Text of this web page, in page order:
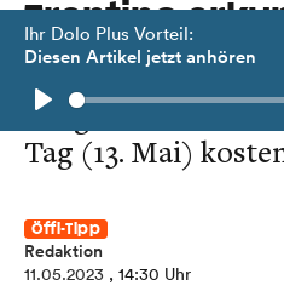
Ihr Dolo Plus Vorteil:
Diesen Artikel jetzt anhören
Play
Trentino
Einsteigen bitte!
einige Seilbahnen
Tag (13. Mai)
Öffi-Tipp
Redaktion
11.05.2023 , 14:30 Uhr